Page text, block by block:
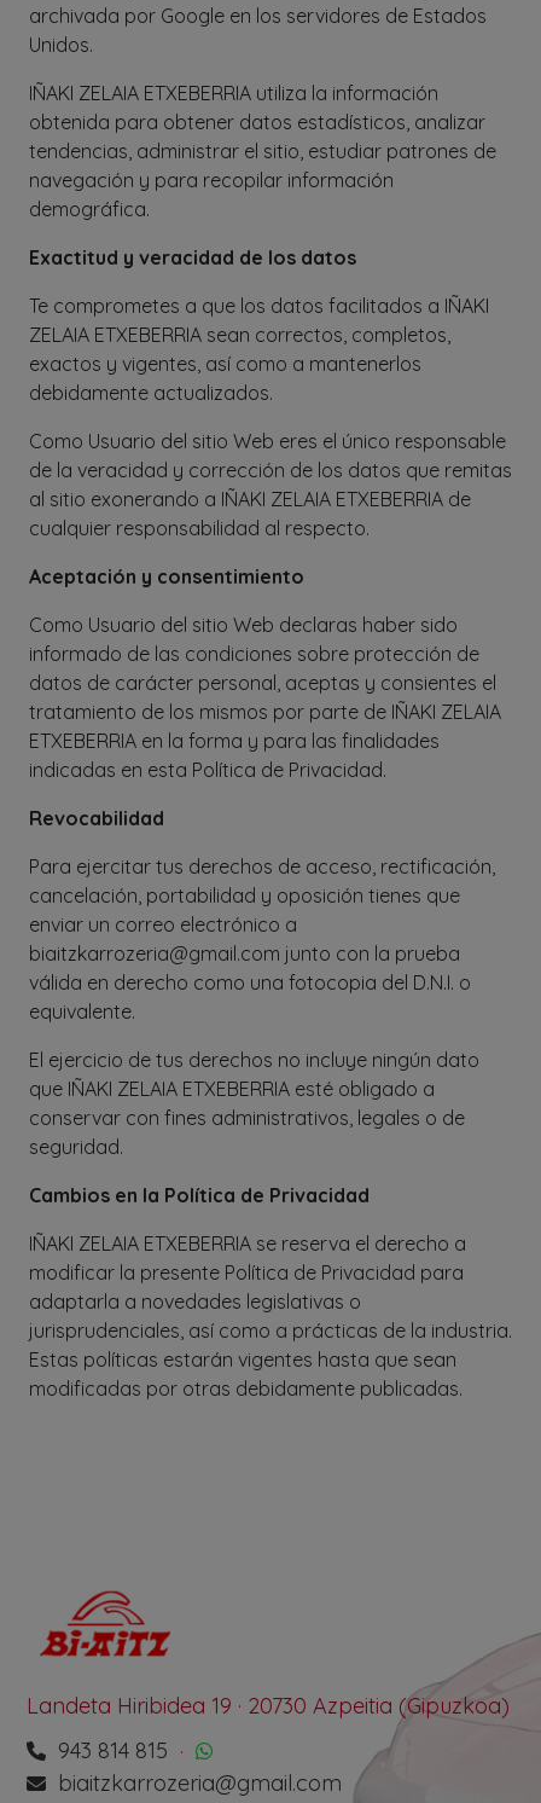
archivada por Google en los servidores de Estados
Unidos.
IÑAKI ZELAIA ETXEBERRIA utiliza la información
obtenida para obtener datos estadísticos, analizar
tendencias, administrar el sitio, estudiar patrones de
navegación y para recopilar información
demográfica.
Exactitud y veracidad de los datos
Te comprometes a que los datos facilitados a IÑAKI
ZELAIA ETXEBERRIA sean correctos, completos,
exactos y vigentes, así como a mantenerlos
debidamente actualizados.
Como Usuario del sitio Web eres el único responsable
de la veracidad y corrección de los datos que remitas
al sitio exonerando a IÑAKI ZELAIA ETXEBERRIA de
cualquier responsabilidad al respecto.
Aceptación y consentimiento
Como Usuario del sitio Web declaras haber sido
informado de las condiciones sobre protección de
datos de carácter personal, aceptas y consientes el
tratamiento de los mismos por parte de IÑAKI ZELAIA
ETXEBERRIA en la forma y para las finalidades
indicadas en esta Política de Privacidad.
Revocabilidad
Para ejercitar tus derechos de acceso, rectificación,
cancelación, portabilidad y oposición tienes que
enviar un correo electrónico a
biaitzkarrozeria@gmail.com junto con la prueba
válida en derecho como una fotocopia del D.N.I. o
equivalente.
El ejercicio de tus derechos no incluye ningún dato
que IÑAKI ZELAIA ETXEBERRIA esté obligado a
conservar con fines administrativos, legales o de
seguridad.
Cambios en la Política de Privacidad
IÑAKI ZELAIA ETXEBERRIA se reserva el derecho a
modificar la presente Política de Privacidad para
adaptarla a novedades legislativas o
jurisprudenciales, así como a prácticas de la industria.
Estas políticas estarán vigentes hasta que sean
modificadas por otras debidamente publicadas.
Landeta Hiribidea 19 · 20730 Azpeitia (Gipuzkoa)
943 814 815 ·
biaitzkarrozeria@gmail.com